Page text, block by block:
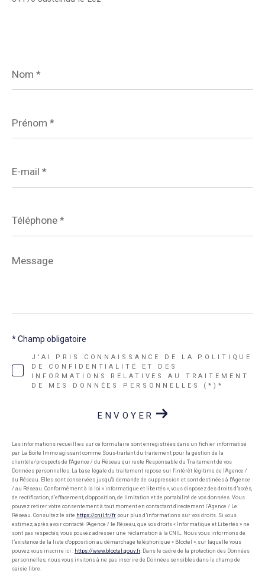
*
*
mail
*
*
Message
*
J'AI PRIS CONNAISSANCE DE LA POLITIQUE
DE CONFIDENTIALITÉ ET DES
INFORMATIONS RELATIVES AU TRAITEMENT
DE MES DONNÉES PERSONNELLES (*)*
* Champ obligatoire
ENVOYER
Les informations recueillies sur ce formulaire sont enregistrées dans un fichier informatisé
par La Boite Immo agissant comme Sous-traitant du traitement pour la gestion de la
clientèle/prospects de l'Agence / du Réseau qui reste Responsable du Traitement de vos
Données personnelles. La base légale du traitement repose sur l'intérêt légitime de l'Agence /
du Réseau. Elles sont conservées jusqu'à demande de suppression et sont destinées à l'Agence
/ au Réseau. Conformément à la loi « informatique et libertés », vous disposez des droits d’accès,
de rectification, d’effacement, d’opposition, de limitation et de portabilité de vos données. Vous
pouvez retirer votre consentement à tout moment en contactant directement l’Agence / Le
Réseau. Consultez le site https://cnil.fr/fr pour plus d’informations sur vos droits. Si vous
estimez, après avoir contacté l'Agence / le Réseau, que vos droits « Informatique et Libertés » ne
sont pas respectés, vous pouvez adresser une réclamation à la CNIL. Nous vous informons de
l’existence de la liste d'opposition au démarchage téléphonique « Bloctel », sur laquelle vous
pouvez vous inscrire ici : https://www.bloctel.gouv.fr. Dans le cadre de la protection des Données
personnelles, nous vous invitons à ne pas inscrire de Données sensibles dans le champ de
saisie libre.